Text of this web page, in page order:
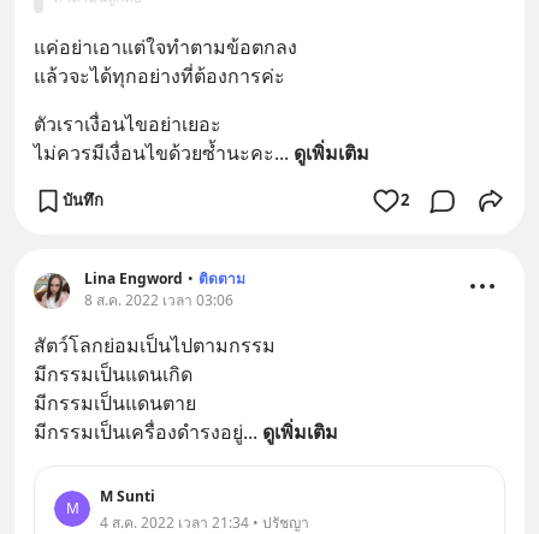
แค่อย่าเอาแต่ใจทำตามข้อตกลง
แล้วจะได้ทุกอย่างที่ต้องการค่ะ
ตัวเราเงื่อนไขอย่าเยอะ
ไม่ควรมีเงื่อนไขด้วยซ้ำนะคะ... ดูเพิ่มเติม
บันทึก 2
Lina Engword • ติดตาม
8 ส.ค. 2022 เวลา 03:06
สัตว์โลกย่อมเป็นไปตามกรรม
มีกรรมเป็นแดนเกิด
มีกรรมเป็นแดนตาย
มีกรรมเป็นเครื่องดำรงอยู่... ดูเพิ่มเติม
M
M Sunti
4 ส.ค. 2022 เวลา 21:34 • ปรัชญา